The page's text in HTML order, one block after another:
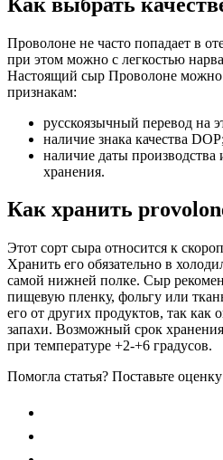
Проволоне не часто попадает в
при этом можно с легкостью
Настоящий сыр Проволоне
признакам:
русскоязычный перевод на
наличие знака качества DOP;
наличие даты производства
хранения.
Как хранить
Этот сорт сыра относится к
Хранить его обязательно в
самой нижней полке. Сыр
пищевую пленку, фольгу или
его от других продуктов, так как
запахи. Возможный срок
при температуре +2-+6 градусов.
Помогла статья? Поставьте оценку